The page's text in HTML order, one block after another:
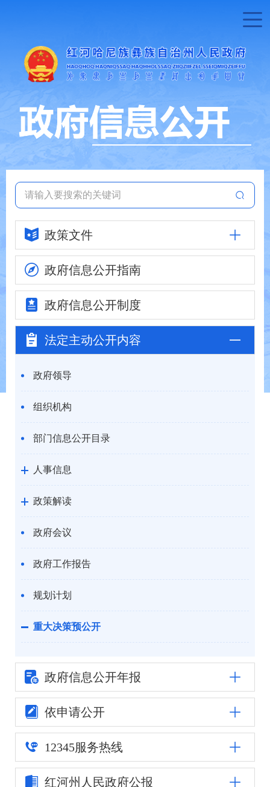
政策文件
政府信息公开指南
政府信息公开制度
法定主动公开内容
政府领导
组织机构
部门信息公开目录
人事信息
政策解读
政府会议
政府工作报告
规划计划
重大决策预公开
部门重大行政决策目录
意见征集
重大决策听证
政府信息公开年报
依申请公开
12345服务热线
红河州人民政府公报